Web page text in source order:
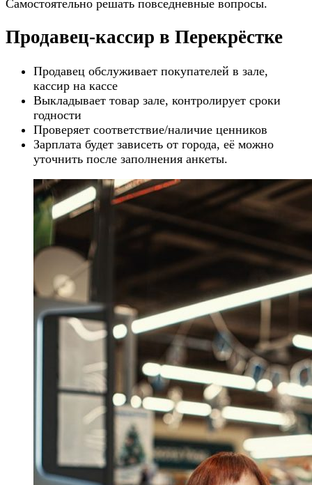
Самостоятельно решать повседневные вопросы.
Продавец-кассир в Перекрёстке
Продавец обслуживает покупателей в зале,
кассир на кассе
Выкладывает товар зале, контролирует сроки
годности
Проверяет соответствие/наличие ценников
Зарплата будет зависеть от города, её можно
уточнить после заполнения анкеты.